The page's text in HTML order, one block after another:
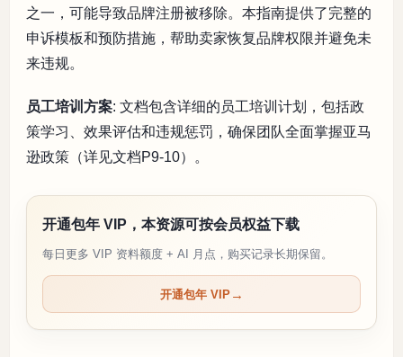
之一，可能导致品牌注册被移除。本指南提供了完整的
申诉模板和预防措施，帮助卖家恢复品牌权限并避免未
来违规。
员工培训方案: 文档包含详细的员工培训计划，包括政
策学习、效果评估和违规惩罚，确保团队全面掌握亚马
逊政策（详见文档P9-10）。
开通包年 VIP，本资源可按会员权益下载
每日更多 VIP 资料额度 + AI 月点，购买记录长期保留。
开通包年 VIP